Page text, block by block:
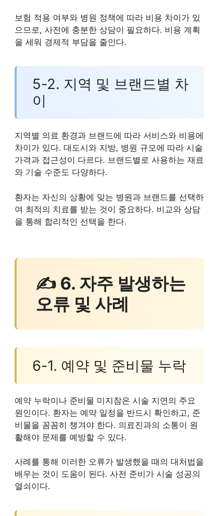
보험 적용 여부와 병원 정책에 따라 비용 차이가 있
으므로, 사전에 충분한 상담이 필요하다. 비용 계획
을 세워 경제적 부담을 줄인다.
5-2. 지역 및 브랜드별 차
이
지역별 의료 환경과 브랜드에 따라 서비스와 비용에
차이가 있다. 대도시와 지방, 병원 규모에 따라 시술
가격과 접근성이 다르다. 브랜드별로 사용하는 재료
와 기술 수준도 다양하다.
환자는 자신의 상황에 맞는 병원과 브랜드를 선택하
여 최적의 치료를 받는 것이 중요하다. 비교와 상담
을 통해 합리적인 선택을 한다.
✍ 6. 자주 발생하는
오류 및 사례
6-1. 예약 및 준비물 누락
예약 누락이나 준비물 미지참은 시술 지연의 주요
원인이다. 환자는 예약 일정을 반드시 확인하고, 준
비물을 꼼꼼히 챙겨야 한다. 의료진과의 소통이 원
활해야 문제를 예방할 수 있다.
사례를 통해 이러한 오류가 발생했을 때의 대처법을
배우는 것이 도움이 된다. 사전 준비가 시술 성공의
열쇠이다.